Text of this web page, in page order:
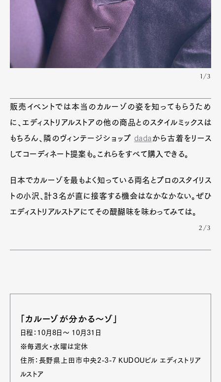
1/3
販売イベントでは本当のカルーゾの姿を知ってもらうため
に、エディストリアルストアの他の商品とのスタイルミックスは
もちろん、隣のヴィンテージショップ dada から古着をリース
してコーディネート提案も。これらをすべて購入できる。
日本でカルーゾを最もよく知っている両名とプロのスタイリス
トの小沢、計３名が直に接客する機会はなかなかない。ぜひ
エディストリアルストアにてその醍醐味を味わってみては。
2/3
「カルーゾが分かる～ゾ」
日程：10月8日～ 10月31日
※毎週火・水曜は定休
住所：長野県上田市中央2-3-7 KUDOUビル エディストリア
ルストア